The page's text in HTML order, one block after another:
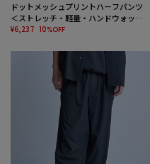
ドットメッシュプリントハーフパンツ
＜ストレッチ・軽量・ハンドウォッシ
ャブル・通気性＞
¥6,237 10%OFF